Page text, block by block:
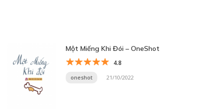
Một Miếng Khi Đói – OneShot
4.8
oneshot 21/10/2022